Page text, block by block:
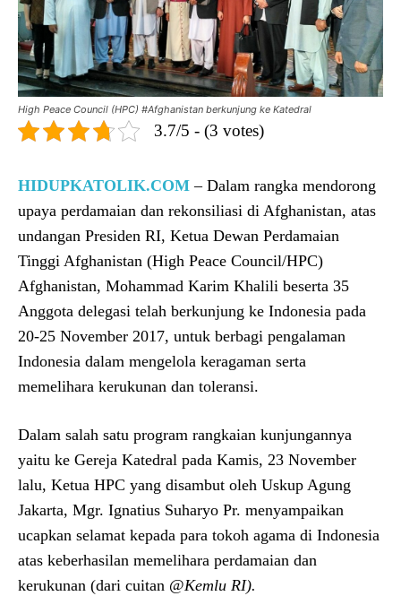
High Peace Council (HPC) #Afghanistan berkunjung ke Katedral
3.7/5 - (3 votes)
HIDUPKATOLIK.COM – Dalam rangka mendorong
upaya perdamaian dan rekonsiliasi di Afghanistan, atas
undangan Presiden RI, Ketua Dewan Perdamaian
Tinggi Afghanistan (High Peace Council/HPC)
Afghanistan, Mohammad Karim Khalili beserta 35
Anggota delegasi telah berkunjung ke Indonesia pada
20-25 November 2017, untuk berbagi pengalaman
Indonesia dalam mengelola keragaman serta
memelihara kerukunan dan toleransi.
Dalam salah satu program rangkaian kunjungannya
yaitu ke Gereja Katedral pada Kamis, 23 November
lalu, Ketua HPC yang disambut oleh Uskup Agung
Jakarta, Mgr. Ignatius Suharyo Pr. menyampaikan
ucapkan selamat kepada para tokoh agama di Indonesia
atas keberhasilan memelihara perdamaian dan
kerukunan (dari cuitan @Kemlu RI).